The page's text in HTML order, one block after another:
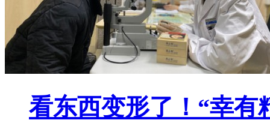
看东西变形了！“幸有